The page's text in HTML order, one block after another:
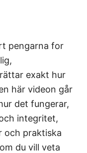
pengarna for
exakt hur
här videon går
det fungerar,
integritet,
och praktiska
du vill veta